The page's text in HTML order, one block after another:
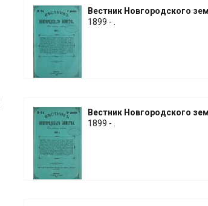
Вестник Новгородского
1899 - .
Вестник Новгородского
1899 - .